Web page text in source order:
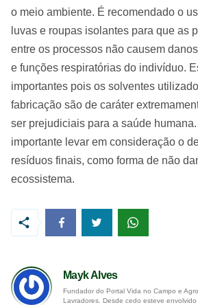
o meio ambiente. É recomendado o
luvas e roupas isolantes para que as
entre os processos não causem
e funções respiratórias do indivíduo.
importantes pois os solventes
fabricação são de caráter
ser prejudiciais para a saúde
importante levar em consideração o
resíduos finais, como forma de não
ecossistema.
Mayk Alves
Fundador do Portal Vida no Campo e
Lavradores. Desde cedo esteve